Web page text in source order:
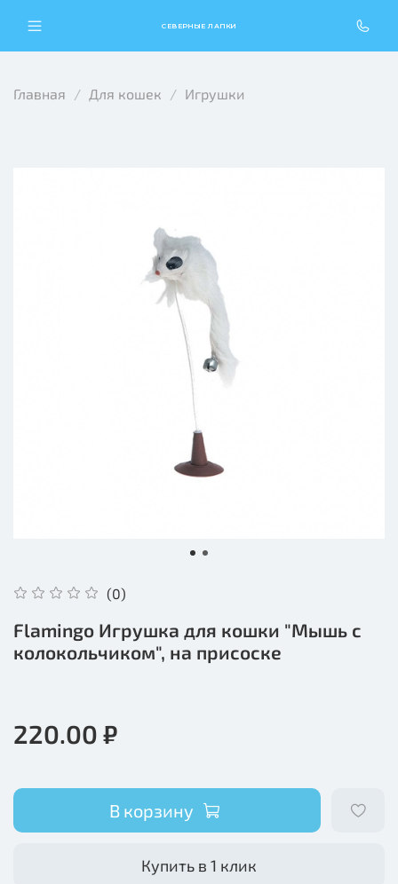
СЕВЕРНЫЕ ЛАПКИ
Главная Для кошек Игрушки
(0)
Flamingo Игрушка для кошки "Мышь с
колокольчиком", на присоске
220.00 ₽
В корзину
Купить в 1 клик